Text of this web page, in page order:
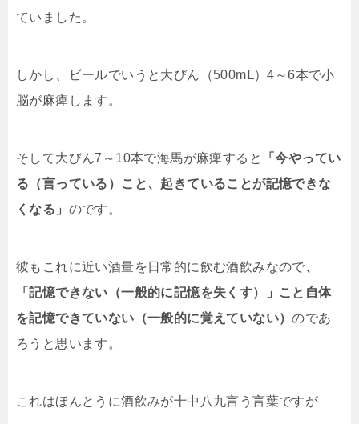
ていました。
しかし、ビールでいうと大びん（500mⅬ）4～6本で小
脳が麻痺します。
そして大びん7～10本で海馬が麻痺すると
「今やってい
る（言っている）こと、起きていることが記憶できな
くなる」 のです。
彼もこれに近い酒量を日常的に飲む酒飲みなので、
「記憶できない（一般的に記憶を失くす）」こと自体
を記憶できていない（一般的に覚えていない）のであ
ろうと思います。
これはほんとうに酒飲みが十中八九言う言葉ですが